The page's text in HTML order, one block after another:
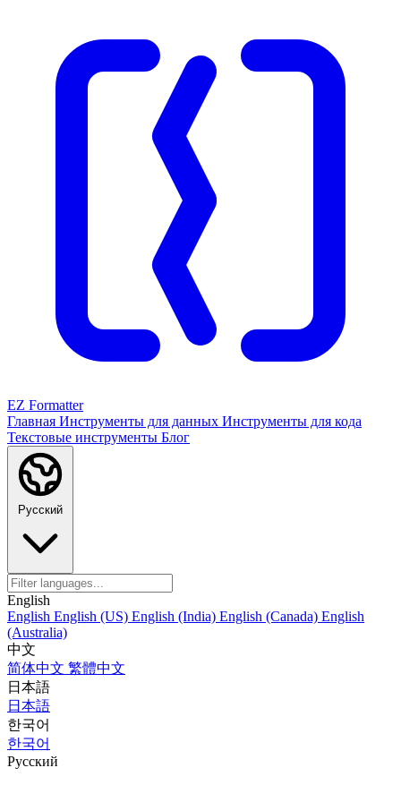
EZ Formatter
Главная Инструменты для данных Инструменты для кода
Текстовые инструменты Блог
Русский
English
English English (US) English (India) English (Canada) English
(Australia)
中文
简体中文 繁體中文
日本語
日本語
한국어
한국어
Русский